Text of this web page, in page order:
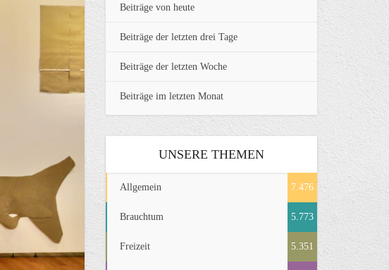
Beiträge von heute
Beiträge der letzten drei Tage
Beiträge der letzten Woche
Beiträge im letzten Monat
UNSERE THEMEN
Allgemein 7.476
Brauchtum 5.773
Freizeit 5.351